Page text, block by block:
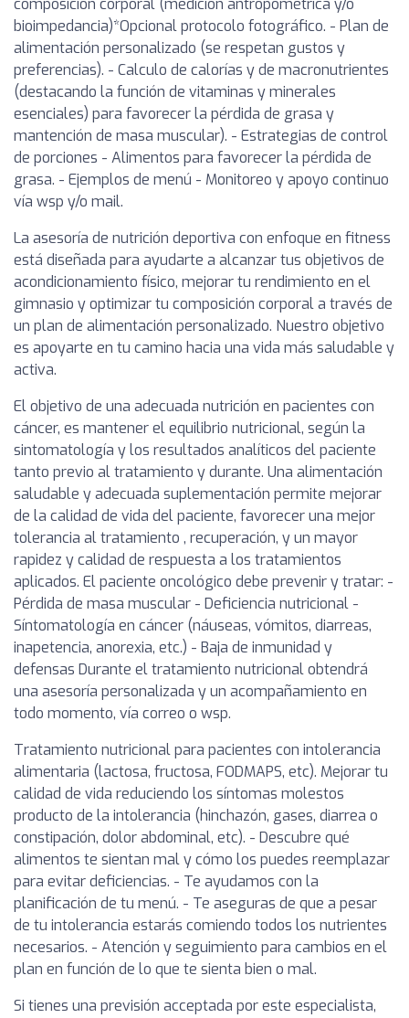
composición corporal (medición antropométrica y/o
bioimpedancia)*Opcional protocolo fotográfico. - Plan de
alimentación personalizado (se respetan gustos y
preferencias). - Calculo de calorías y de macronutrientes
(destacando la función de vitaminas y minerales
esenciales) para favorecer la pérdida de grasa y
mantención de masa muscular). - Estrategias de control
de porciones - Alimentos para favorecer la pérdida de
grasa. - Ejemplos de menú - Monitoreo y apoyo continuo
vía wsp y/o mail.
La asesoría de nutrición deportiva con enfoque en fitness
está diseñada para ayudarte a alcanzar tus objetivos de
acondicionamiento físico, mejorar tu rendimiento en el
gimnasio y optimizar tu composición corporal a través de
un plan de alimentación personalizado. Nuestro objetivo
es apoyarte en tu camino hacia una vida más saludable y
activa.
El objetivo de una adecuada nutrición en pacientes con
cáncer, es mantener el equilibrio nutricional, según la
sintomatología y los resultados analíticos del paciente
tanto previo al tratamiento y durante. Una alimentación
saludable y adecuada suplementación permite mejorar
de la calidad de vida del paciente, favorecer una mejor
tolerancia al tratamiento , recuperación, y un mayor
rapidez y calidad de respuesta a los tratamientos
aplicados. El paciente oncológico debe prevenir y tratar: -
Pérdida de masa muscular - Deficiencia nutricional -
Síntomatología en cáncer (náuseas, vómitos, diarreas,
inapetencia, anorexia, etc.) - Baja de inmunidad y
defensas Durante el tratamiento nutricional obtendrá
una asesoría personalizada y un acompañamiento en
todo momento, vía correo o wsp.
Tratamiento nutricional para pacientes con intolerancia
alimentaria (lactosa, fructosa, FODMAPS, etc). Mejorar tu
calidad de vida reduciendo los síntomas molestos
producto de la intolerancia (hinchazón, gases, diarrea o
constipación, dolor abdominal, etc). - Descubre qué
alimentos te sientan mal y cómo los puedes reemplazar
para evitar deficiencias. - Te ayudamos con la
planificación de tu menú. - Te aseguras de que a pesar
de tu intolerancia estarás comiendo todos los nutrientes
necesarios. - Atención y seguimiento para cambios en el
plan en función de lo que te sienta bien o mal.
Si tienes una previsión acceptada por este especialista,